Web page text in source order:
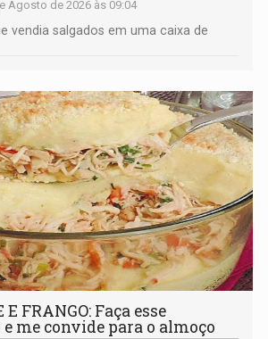
Agosto de 2026 às 09:04
vendia salgados em uma caixa de
E FRANGO: Faça esse
me convide para o almoço